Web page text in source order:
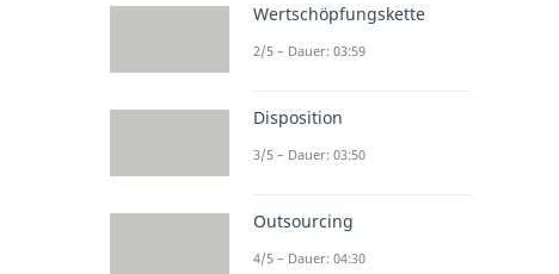
Wertschöpfungskette
2/5 – Dauer: 03:59
Disposition
3/5 – Dauer: 03:50
Outsourcing
4/5 – Dauer: 04:30